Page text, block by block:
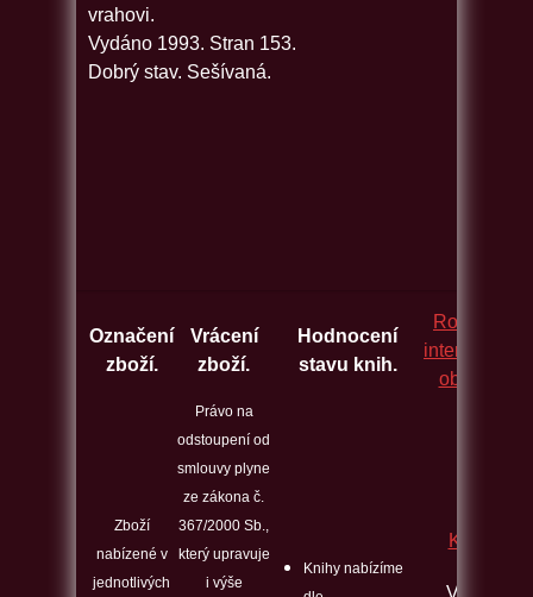
vrahovi.
Vydáno 1993. Stran 153.
Dobrý stav. Sešívaná.
Označení
zboží.
Vrácení
zboží.
Hodnocení
stavu knih.
Rozcestník
obchodů.
Zboží
nabízené v
jednotlivých
Právo na
odstoupení od
smlouvy plyne
ze zákona č.
367/2000 Sb.,
který upravuje
i výše
Knihy nabízíme
Kontakt